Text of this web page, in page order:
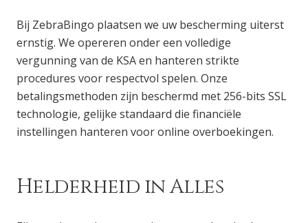
Bij ZebraBingo plaatsen we uw bescherming uiterst
ernstig. We opereren onder een volledige
vergunning van de KSA en hanteren strikte
procedures voor respectvol spelen. Onze
betalingsmethoden zijn beschermd met 256-bits SSL
technologie, gelijke standaard die financiële
instellingen hanteren voor online overboekingen.
Helderheid in Alles